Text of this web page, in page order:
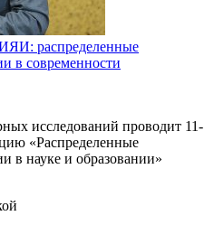
распределенные
в современности
исследований проводит 11-
«Распределенные
в науке и образовании»